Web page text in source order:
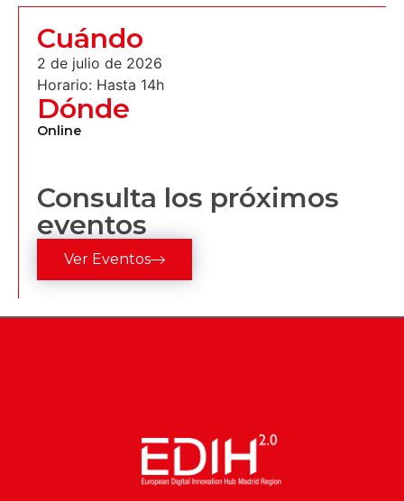
Cuándo
2 de julio de 2026
Horario: Hasta 14h
Dónde
Online
Consulta los próximos
eventos
Ver Eventos